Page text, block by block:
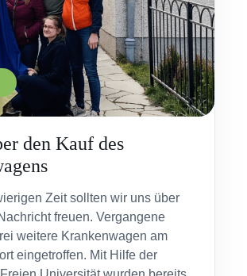
den Kauf des
Zeit sollten wir uns über
freuen. Vergangene
weitere Krankenwagen am
eingetroffen. Mit Hilfe der